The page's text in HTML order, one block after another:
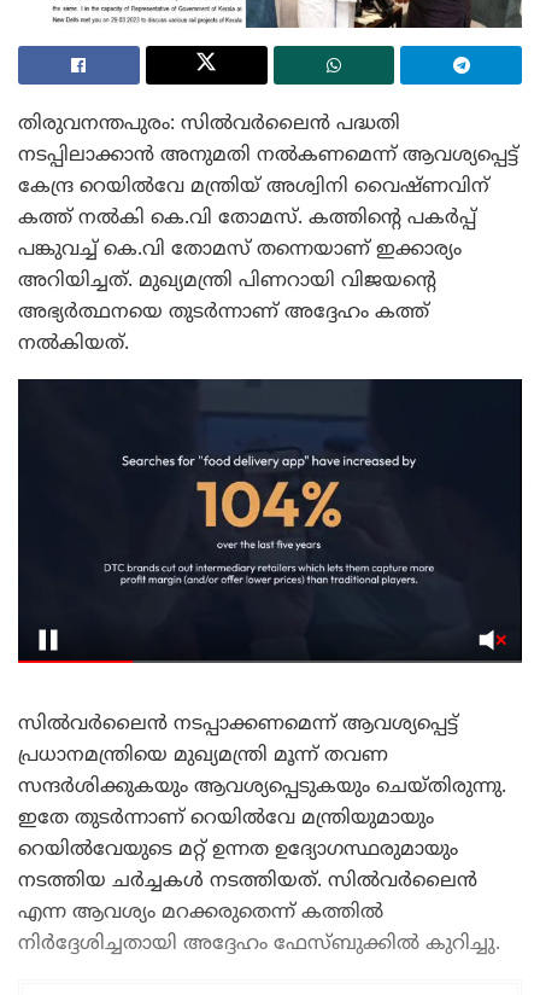
തിരുവനന്തപുരം: സിൽവർലൈൻ പദ്ധതി
നടപ്പിലാക്കാൻ അനുമതി നൽകണമെന്ന് ആവശ്യപ്പെട്ട്
കേന്ദ്ര റെയിൽവേ മന്ത്രിയ് അശ്വിനി വൈഷ്ണവിന്
കത്ത് നൽകി കെ.വി തോമസ്. കത്തിന്റെ പകർപ്പ്
പങ്കുവച്ച് കെ.വി തോമസ് തന്നെയാണ് ഇക്കാര്യം
അറിയിച്ചത്. മുഖ്യമന്ത്രി പിണറായി വിജയന്റെ
അഭ്യർത്ഥനയെ തുടർന്നാണ് അദ്ദേഹം കത്ത്
നൽകിയത്.
സിൽവർലൈൻ നടപ്പാക്കണമെന്ന് ആവശ്യപ്പെട്ട്
പ്രധാനമന്ത്രിയെ മുഖ്യമന്ത്രി മൂന്ന് തവണ
സന്ദർശിക്കുകയും ആവശ്യപ്പെടുകയും ചെയ്തിരുന്നു.
ഇതേ തുടർന്നാണ് റെയിൽവേ മന്ത്രിയുമായും
റെയിൽവേയുടെ മറ്റ് ഉന്നത ഉദ്യോഗസ്ഥരുമായും
നടത്തിയ ചർച്ചകൾ നടത്തിയത്. സിൽവർലൈൻ
എന്ന ആവശ്യം മറക്കരുതെന്ന് കത്തിൽ
നിർദ്ദേശിച്ചതായി അദ്ദേഹം ഫേസ്ബുക്കിൽ കുറിച്ചു.